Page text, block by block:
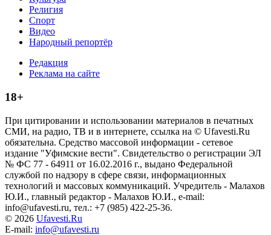
Религия
Спорт
Видео
Народный репортёр
Редакция
Реклама на сайте
18+
При цитировании и использовании материалов в печатных
СМИ, на радио, ТВ и в интернете, ссылка на © Ufavesti.Ru
обязательна. Средство массовой информации - сетевое
издание "Уфимские вести". Свидетельство о регистрации ЭЛ
№ ФС 77 - 64911 от 16.02.2016 г., выдано Федеральной
службой по надзору в сфере связи, информационных
технологий и массовых коммуникаций. Учредитель - Малахов
Ю.И., главный редактор - Малахов Ю.И., e-mail:
info@ufavesti.ru, тел.: +7 (985) 422-25-36.
© 2026 Ufavesti.Ru
E-mail: info@ufavesti.ru